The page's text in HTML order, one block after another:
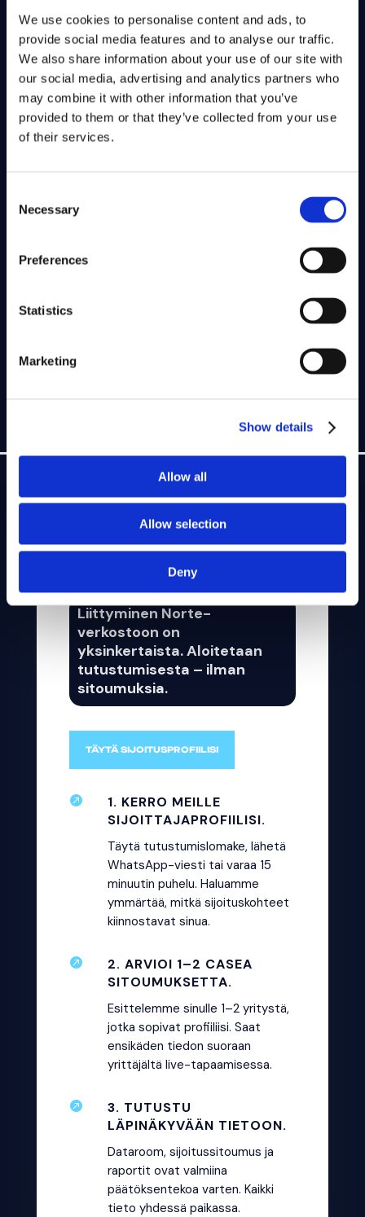
We use cookies to personalise content and ads, to
provide social media features and to analyse our traffic.
We also share information about your use of our site with
our social media, advertising and analytics partners who
may combine it with other information that you’ve
provided to them or that they’ve collected from your use
of their services.
Selection
Necessary
Preferences
Statistics
Marketing
Show details
Allow all
Allow selection
Deny
MIKSI NORTEN
YHTIÖT
OVAT HELPOMPIA
ARVIOIDA?
Norte Tiekartta kattaa strategian,
järjestelmällisesi kohti rahoitusta,
orgaanista kasvua tai yrityskauppaa.
Sijoittajana näet:
MITÄ SEURAAVAKSI?
Liittyminen Norte-
verkostoon on
yksinkertaista. Aloitetaan
tutustumisesta – ilman
sitoumuksia.
TÄYTÄ SIJOITUSPROFIILISI

1. KERRO MEILLE
SIJOITTAJAPROFIILISI.
Täytä tutustumislomake, lähetä
WhatsApp-viesti tai varaa 15
minuutin puhelu. Haluamme
ymmärtää, mitkä sijoituskohteet
kiinnostavat sinua.

2. ARVIOI 1–2 CASEA
SITOUMUKSETTA.
Esittelemme sinulle 1–2 yritystä,
jotka sopivat profiiliisi. Saat
ensikäden tiedon suoraan
yrittäjältä live-tapaamisessa.

3. TUTUSTU
LÄPINÄKYVÄÄN TIETOON.
Dataroom, sijoitussitoumus ja
raportit ovat valmiina
päätöksentekoa varten. Kaikki
tieto yhdessä paikassa.